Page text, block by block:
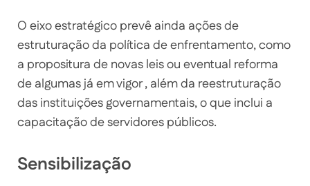
O eixo estratégico prevê ainda ações de
estruturação da política de enfrentamento, como
a propositura de novas leis ou eventual reforma
de algumas já em vigor , além da reestruturação
das instituições governamentais, o que inclui a
capacitação de servidores públicos.
Sensibilização